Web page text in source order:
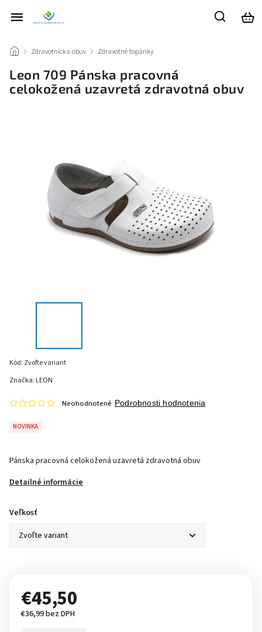
/ Zdravotnícka obuv / Zdravotné topánky
Leon 709 Pánska pracovná
celokožená uzavretá zdravotná obuv
Kód: Zvoľte variant
NOVINKA
Neohodnotené Podrobnosti hodnotenia
Pánska pracovná celokožená uzavretá zdravotná obuv
Detailné informácie
Značka: LEON
Veľkosť
€45,50
€36,99 bez DPH